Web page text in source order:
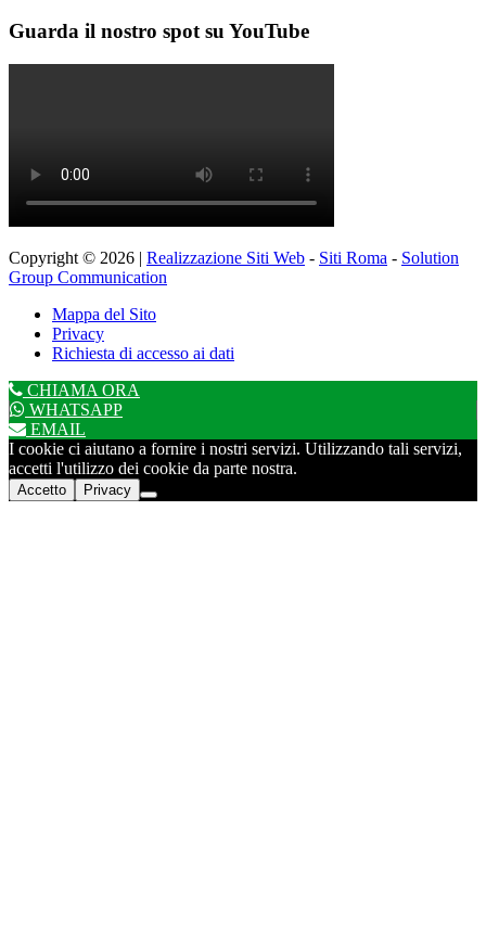
Guarda il nostro spot su YouTube
Copyright © 2026 | Realizzazione Siti Web - Siti Roma - Solution
Group Communication
Mappa del Sito
Privacy
Richiesta di accesso ai dati
CHIAMA ORA
WHATSAPP
EMAIL
I cookie ci aiutano a fornire i nostri servizi. Utilizzando tali servizi,
accetti l'utilizzo dei cookie da parte nostra.
Accetto Privacy